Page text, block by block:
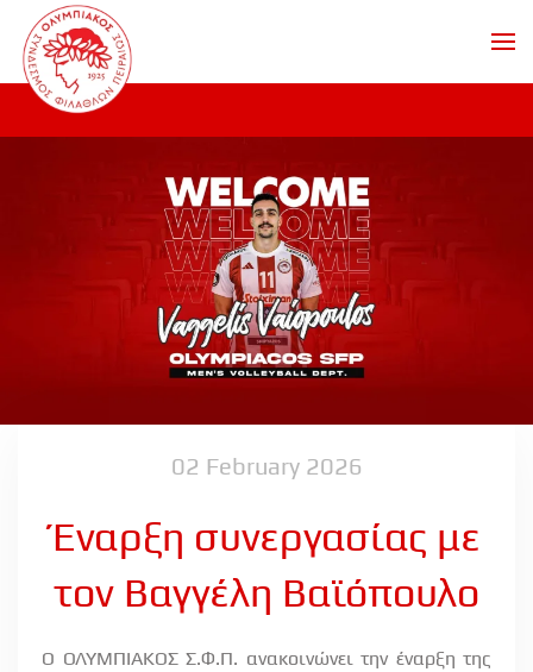
Skip to main content
02 February 2026
Έναρξη συνεργασίας με
τον Βαγγέλη Βαϊόπουλο
Ο ΟΛΥΜΠΙΑΚΟΣ Σ.Φ.Π. ανακοινώνει την έναρξη της